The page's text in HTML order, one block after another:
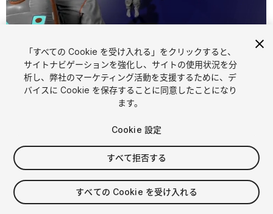
FREE
32viewsin the past week
「すべての Cookie を受け入れる」をクリックすると、
サイトナビゲーションを強化し、サイトの使用状況を分
析し、弊社のマーケティング活動を支援するために、デ
バイスに Cookie を保存することに同意したことになり
ます。
Cookie 設定
すべて拒否する
すべての Cookie を受け入れる